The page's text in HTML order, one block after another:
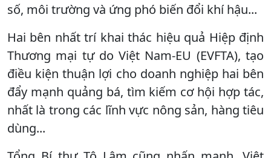
số, môi trường và ứng phó biến đổi khí hậu...
Hai bên nhất trí khai thác hiệu quả Hiệp định
Thương mại tự do Việt Nam-EU (EVFTA), tạo
điều kiện thuận lợi cho doanh nghiệp hai bên
đẩy mạnh quảng bá, tìm kiếm cơ hội hợp tác,
nhất là trong các lĩnh vực nông sản, hàng tiêu
dùng...